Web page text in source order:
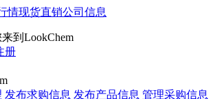
情现货直销公司信息
到LookChem
册
发布求购信息 发布产品信息 管理采购信息